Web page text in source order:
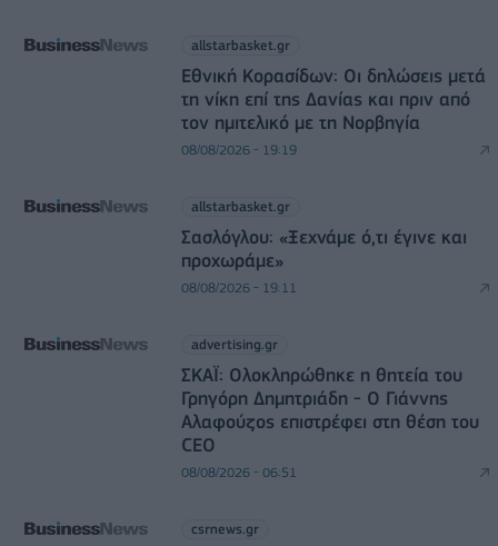
allstarbasket.gr
Εθνική Κορασίδων: Οι δηλώσεις μετά
τη νίκη επί της Δανίας και πριν από
τον ημιτελικό με τη Νορβηγία
08/08/2026 - 19:19
allstarbasket.gr
Σασλόγλου: «Ξεχνάμε ό,τι έγινε και
προχωράμε»
08/08/2026 - 19:11
advertising.gr
ΣΚΑΪ: Ολοκληρώθηκε η θητεία του
Γρηγόρη Δημητριάδη - Ο Γιάννης
Αλαφούζος επιστρέφει στη θέση του
CEO
08/08/2026 - 06:51
csrnews.gr